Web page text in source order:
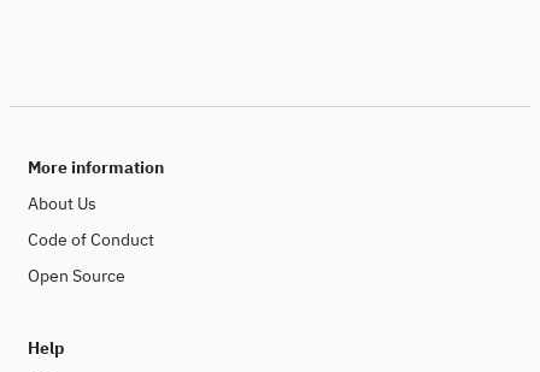
More information
About Us
Code of Conduct
Open Source
Help